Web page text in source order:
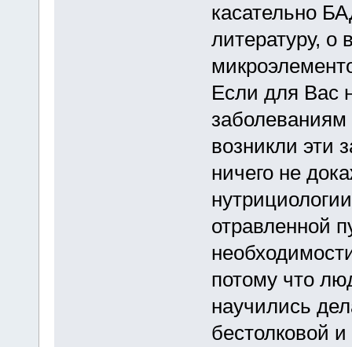
касательно
литературу, о
Если для Вас
возникли эти
ничего не
отравленной
потому что
научились
бестолковой